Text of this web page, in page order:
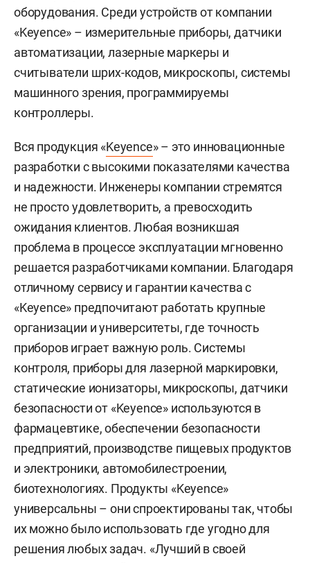
оборудования. Среди устройств от компании
«Keyence» – измерительные приборы, датчики
автоматизации, лазерные маркеры и
считыватели шрих-кодов, микроскопы, системы
машинного зрения, программируемы
контроллеры.
Вся продукция «Keyence» – это инновационные
разработки с высокими показателями качества
и надежности. Инженеры компании стремятся
не просто удовлетворить, а превосходить
ожидания клиентов. Любая возникшая
проблема в процессе эксплуатации мгновенно
решается разработчиками компании. Благодаря
отличному сервису и гарантии качества с
«Keyence» предпочитают работать крупные
организации и университеты, где точность
приборов играет важную роль. Системы
контроля, приборы для лазерной маркировки,
статические ионизаторы, микроскопы, датчики
безопасности от «Keyence» используются в
фармацевтике, обеспечении безопасности
предприятий, производстве пищевых продуктов
и электроники, автомобилестроении,
биотехнологиях. Продукты «Keyence»
универсальны – они спроектированы так, чтобы
их можно было использовать где угодно для
решения любых задач. «Лучший в своей